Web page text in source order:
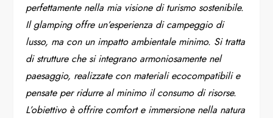
perfettamente nella mia visione di turismo sostenibile.
Il glamping offre un’esperienza di campeggio di
lusso, ma con un impatto ambientale minimo. Si tratta
di strutture che si integrano armoniosamente nel
paesaggio, realizzate con materiali ecocompatibili e
pensate per ridurre al minimo il consumo di risorse.
L’obiettivo è offrire comfort e immersione nella natura